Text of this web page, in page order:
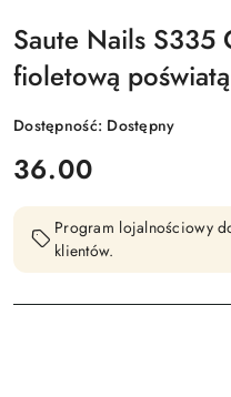
Saute Nails S335
fioletową
Dostępność: Dostępny
cena:
36.00
Program lojalnościowy
klientów.